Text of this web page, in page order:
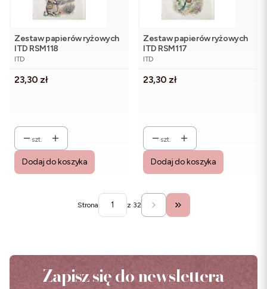
Zestaw papierów ryżowych
ITD RSM118
PRODUCENT
ITD
Cena
23,30 zł
szt.
Dodaj do koszyka
Zestaw papierów ryżowych
ITD RSM117
PRODUCENT
ITD
Cena
23,30 zł
szt.
Dodaj do koszyka
Strona z 32 Przejdź do ostatniej
Zapisz się do newslettera